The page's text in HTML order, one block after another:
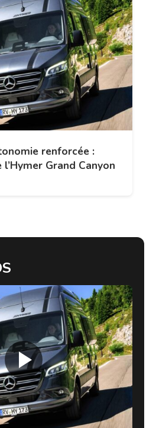
renforcée :
Grand Canyon